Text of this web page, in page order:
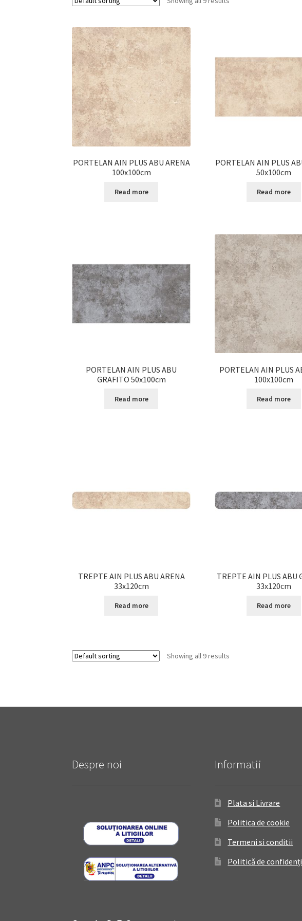
PORTELAN AIN PLUS ABU ARENA
100x100cm
Read more
PORTELAN AIN PLUS
50x100cm
Read more
PORTELAN AIN PLUS ABU
GRAFITO 50x100cm
Read more
PORTELAN AIN PLUS
100x100cm
Read more
TREPTE AIN PLUS ABU ARENA
33x120cm
Read more
TREPTE AIN PLUS ABU
33x120cm
Read more
Showing all 9 results
Despre noi Informatii
Plata si Livrare
Politica de cookie
Termeni si conditii
Politică de